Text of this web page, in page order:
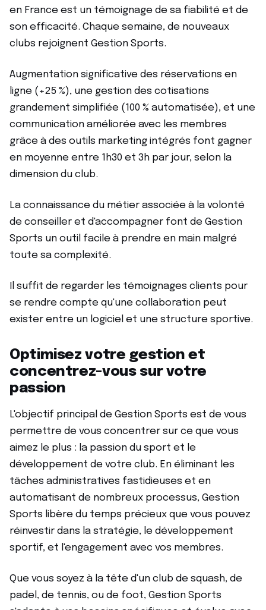
en France est un témoignage de sa fiabilité et de
son efficacité. Chaque semaine, de nouveaux
clubs rejoignent Gestion Sports.
Augmentation significative des réservations en
ligne (+25 %), une gestion des cotisations
grandement simplifiée (100 % automatisée), et une
communication améliorée avec les membres
grâce à des outils marketing intégrés font gagner
en moyenne entre 1h30 et 3h par jour, selon la
dimension du club.
La connaissance du métier associée à la volonté
de conseiller et d'accompagner font de Gestion
Sports un outil facile à prendre en main malgré
toute sa complexité.
Il suffit de regarder les témoignages clients pour
se rendre compte qu'une collaboration peut
exister entre un logiciel et une structure sportive.
Optimisez votre gestion et
concentrez-vous sur votre
passion
L'objectif principal de Gestion Sports est de vous
permettre de vous concentrer sur ce que vous
aimez le plus : la passion du sport et le
développement de votre club. En éliminant les
tâches administratives fastidieuses et en
automatisant de nombreux processus, Gestion
Sports libère du temps précieux que vous pouvez
réinvestir dans la stratégie, le développement
sportif, et l'engagement avec vos membres.
Que vous soyez à la tête d'un club de squash, de
padel, de tennis, ou de foot, Gestion Sports